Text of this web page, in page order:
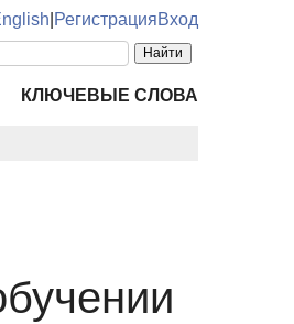
РегистрацияВход
КЛЮЧЕВЫЕ СЛОВА